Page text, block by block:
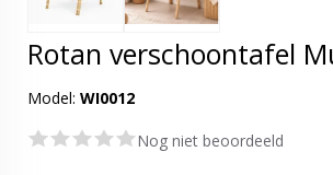
Rotan verschoontafel
Model: WI0012
Nog niet beoordeeld